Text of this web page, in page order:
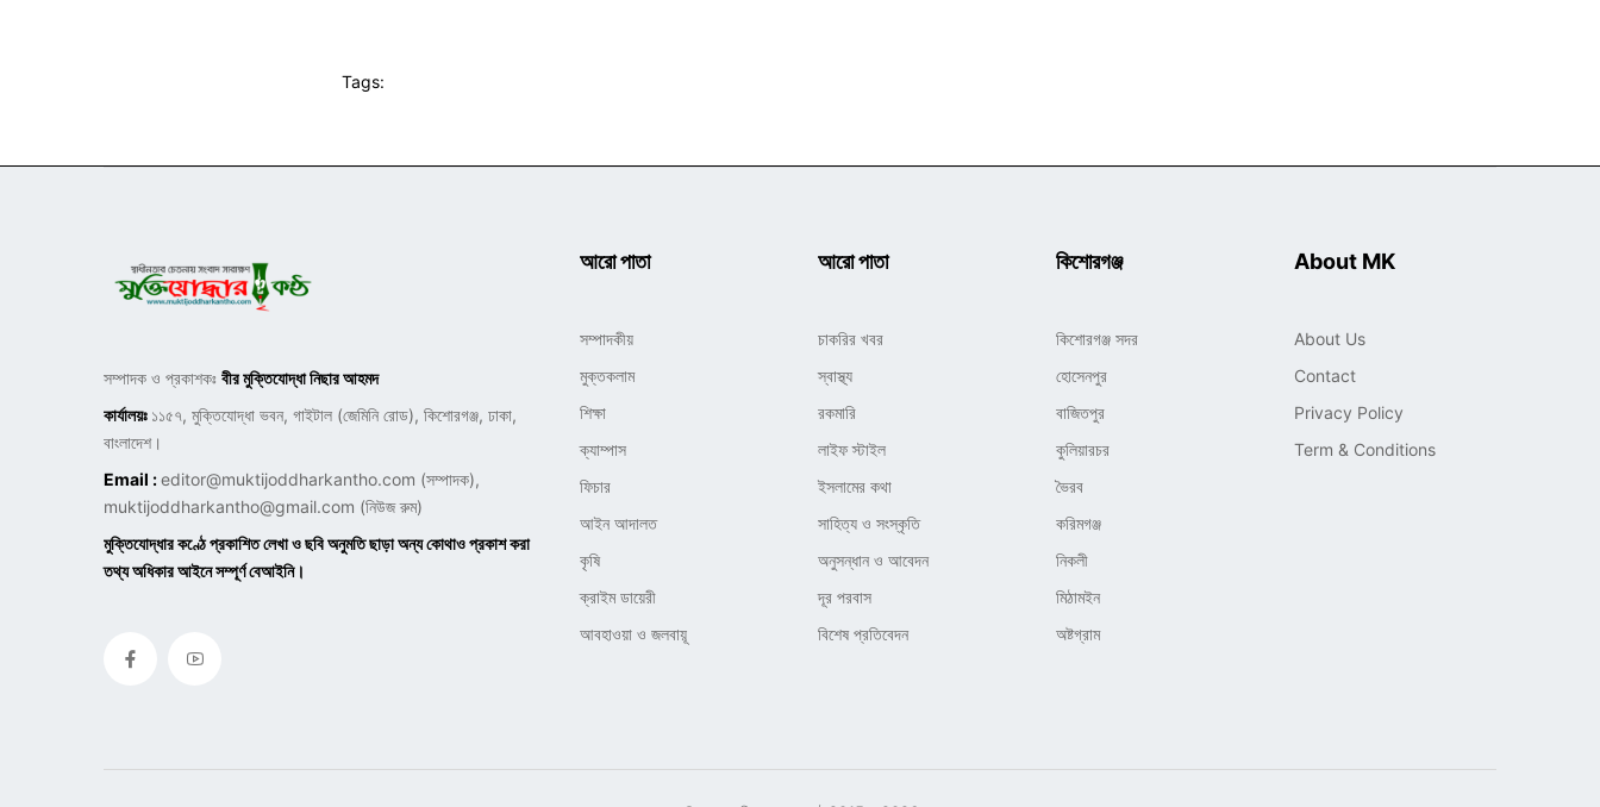
Tags:
সম্পাদক ও প্রকাশকঃ বীর মুক্তিযোদ্ধা নিছার আহমদ
কার্যালয়ঃ ১১৫৭, মুক্তিযোদ্ধা ভবন, গাইটাল (জেমিনি রোড), কিশোরগঞ্জ, ঢাকা,
বাংলাদেশ।
Email :editor@muktijoddharkantho.com (সম্পাদক),
muktijoddharkantho@gmail.com (নিউজ রুম)
মুক্তিযোদ্ধার কণ্ঠে প্রকাশিত লেখা ও ছবি অনুমতি ছাড়া অন্য কোথাও প্রকাশ করা
তথ্য অধিকার আইনে সম্পূর্ণ বেআইনি।
আরো পাতা
সম্পাদকীয়
মুক্তকলাম
শিক্ষা
ক্যাম্পাস
ফিচার
আইন আদালত
কৃষি
ক্রাইম ডায়েরী
আবহাওয়া ও জলবায়ূ
আরো পাতা
চাকরির খবর
স্বাস্থ্য
রকমারি
লাইফ স্টাইল
ইসলামের কথা
সাহিত্য ও সংস্কৃতি
অনুসন্ধান ও আবেদন
দূর পরবাস
বিশেষ প্রতিবেদন
কিশোরগঞ্জ
কিশোরগঞ্জ সদর
হোসেনপুর
বাজিতপুর
কুলিয়ারচর
ভৈরব
করিমগঞ্জ
নিকলী
মিঠামইন
অষ্টগ্রাম
About MK
About Us
Contact
Privacy Policy
Term & Conditions